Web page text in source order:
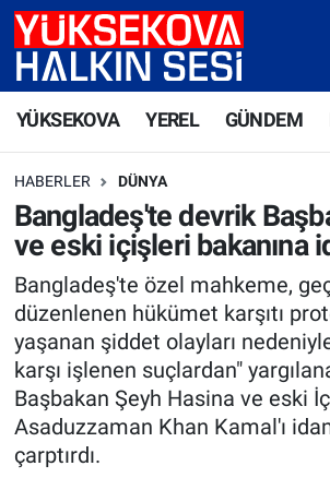
YÜKSEKOVA YEREL GÜNDEM
HABERLER DÜNYA
Bangladeş'te devrik
ve eski içişleri bakanına
Bangladeş'te özel mahkeme,
düzenlenen hükümet karşıtı
yaşanan şiddet olayları
karşı işlenen suçlardan"
Başbakan Şeyh Hasina ve eski
Asaduzzaman Khan Kamal'ı
çarptırdı.
Yüksekova Nöbetçi Eczaneler
Süper Lig Puan Durumu ve
Tüm Manşetler
Son Dakika Haberleri
Haber Arşivi